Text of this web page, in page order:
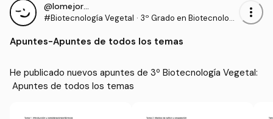
@lomejorcitodual
#Biotecnología Vegetal · 3º Grado en Biotecnologí
more_vert
Apuntes-Apuntes de todos los temas
He publicado nuevos apuntes de 3º Biotecnología Vegetal:
Apuntes de todos los temas